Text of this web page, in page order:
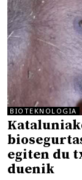
BIOTEKNOLOGIA
egiten du
duenik